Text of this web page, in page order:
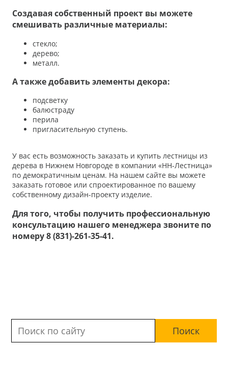
Создавая собственный проект вы можете
смешивать различные материалы:
стекло;
дерево;
металл.
А также добавить элементы декора:
подсветку
балюстраду
перила
пригласительную ступень.
У вас есть возможность заказать и купить лестницы из
дерева в Нижнем Новгороде в компании «НН-Лестница»
по демократичным ценам. На нашем сайте вы можете
заказать готовое или спроектированное по вашему
собственному дизайн-проекту изделие.
Для того, чтобы получить профессиональную
консультацию нашего менеджера звоните по
номеру 8 (831)-261-35-41.